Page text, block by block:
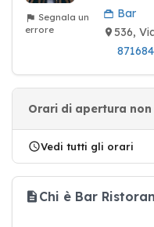
Segnala un
errore
Bar
536,
Orari di apertura
Vedi tutti gli orari
Chi è Bar